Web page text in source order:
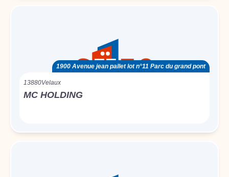
1900 Avenue jean pallet lot n°11 Parc du grand pont
13880Velaux
MC HOLDING